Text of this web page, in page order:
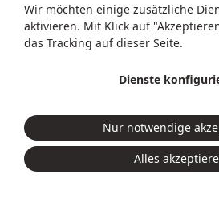
Material
News & Presse
Datenschutz | Dienste
Impressum
|
Wir möchten einige zusätzliche
aktivieren. Mit Klick auf
das Tracking auf dieser Seite.
Dienste
Nur notwendige
Alles